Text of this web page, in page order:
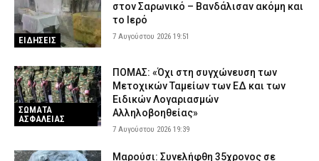
ΕΙΔΗΣΕΙΣ
στον Σαρωνικό – Βανδάλισαν ακόμη και
το Ιερό
7 Αυγούστου 2026 19:51
ΣΩΜΑΤΑ
ΑΣΦΑΛΕΙΑΣ
ΠΟΜΑΣ: «Όχι στη συγχώνευση των
Μετοχικών Ταμείων των ΕΔ και των
Ειδικών Λογαριασμών
Αλληλοβοηθείας»
7 Αυγούστου 2026 19:39
Μαρούσι: Συνελήφθη 35χρονος σε